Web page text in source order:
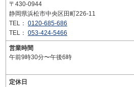
〒430-0944
静岡県浜松市中央区田町226-11
TEL： 0120-685-686
TEL： 053-424-5466
営業時間
午前9時30分〜午後6時
定休日